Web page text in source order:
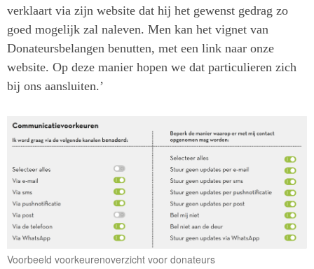
verklaart via zijn website dat hij het gewenst gedrag zo
goed mogelijk zal naleven. Men kan het vignet van
Donateursbelangen benutten, met een link naar onze
website. Op deze manier hopen we dat particulieren zich
bij ons aansluiten.’
Voorbeeld voorkeurenoverzicht voor donateurs